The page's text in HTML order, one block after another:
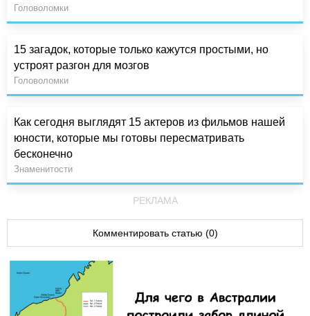
Головоломки
15 загадок, которые только кажутся простыми, но
устроят разгон для мозгов
Головоломки
Как сегодня выглядят 15 актеров из фильмов нашей
юности, которые мы готовы пересматривать
бесконечно
Знаменитости
РЕКЛАМА
Комментировать статью (0)